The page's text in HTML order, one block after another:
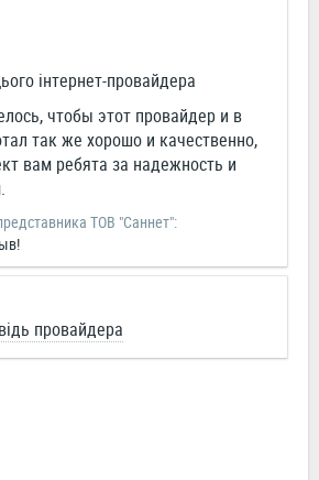
інтернет-провайдера
чтобы этот провайдер и в
так же хорошо и качественно,
вам ребята за надежность и
ТОВ "Саннет":
провайдера